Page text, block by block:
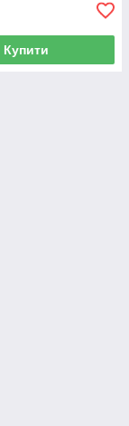
Купити